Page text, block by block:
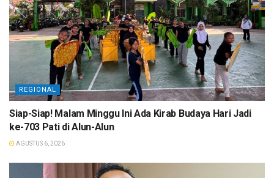
REGIONAL
Siap-Siap! Malam Minggu Ini Ada Kirab Budaya Hari Jadi
ke-703 Pati di Alun-Alun
AGUSTUS 6, 2026